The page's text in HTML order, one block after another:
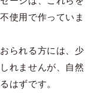
使用で作っていま
られる方には、少
れませんが、自然
はずです。